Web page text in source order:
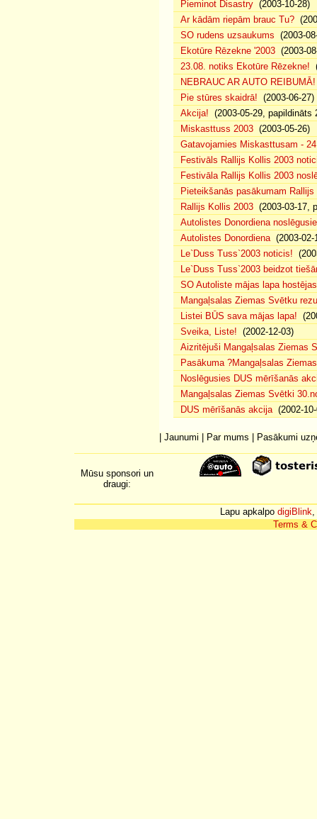
Pieminot Disastry (2003-10-28)
Ar kādām riepām brauc Tu?
SO rudens uzsaukums (2003-
Ekotūre Rēzekne '2003 (2003-
23.08. notiks Ekotūre Rēzekne!
NEBRAUC AR AUTO REIBUMĀ!
Pie stūres skaidrā! (2003-06-27)
Akcija! (2003-05-29, papildināts
Miskasttuss 2003 (2003-05-26)
Gatavojamies Miskasttusam -
Festivāls Rallijs Kollis 2003
Festivāla Rallijs Kollis 2003
Pieteikšanās pasākumam
Rallijs Kollis 2003 (2003-03-17,
Autolistes Donordiena
Autolistes Donordiena(2003-02-
Le`Duss Tuss`2003 noticis!
Le`Duss Tuss`2003 beidzot
SO Autoliste mājas lapa
Mangaļsalas Ziemas Svētku
Listei BŪS sava mājas lapa!
Sveika, Liste! (2002-12-03)
Aizritējuši Mangaļsalas Ziemas
Pasākuma ?Mangaļsalas
Noslēgusies DUS mērīšanās
Mangaļsalas Ziemas Svētki
DUS mērīšanās akcija(2002-10-
Jaunumi Par mums Pasākumi
Mūsu sponsori un
draugi:
Lapu apkalpo digiBlink,
Terms &